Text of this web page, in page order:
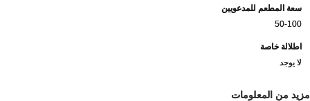
سعة المطعم للمدعويين
50-100
اطلالة خاصة
لا يوجد
مزيد من المعلومات